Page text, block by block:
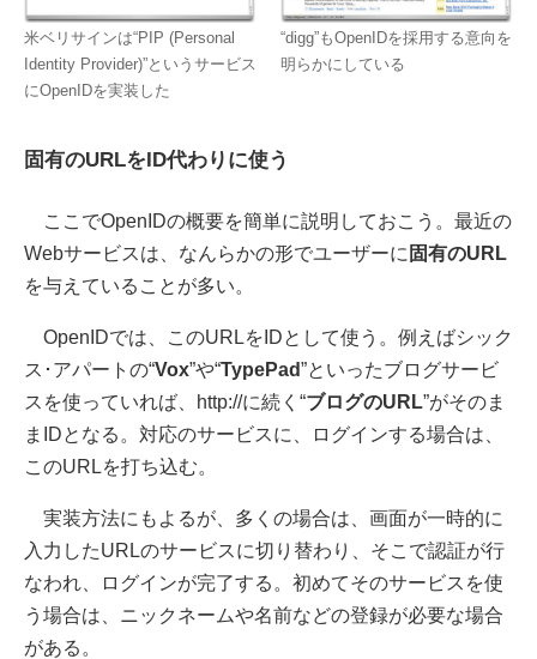
米ベリサインは“PIP (Personal
Identity Provider)”というサービス
にOpenIDを実装した
“digg”もOpenIDを採用する意向を
明らかにしている
固有のURLをID代わりに使う
ここでOpenIDの概要を簡単に説明しておこう。最近の
Webサービスは、なんらかの形でユーザーに 固有のURL
を与えていることが多い。
OpenIDでは、このURLをIDとして使う。例えばシック
ス･アパートの“Vox”や“TypePad”といったブログサービ
スを使っていれば、http://に続く“ブログのURL”がそのま
まIDとなる。対応のサービスに、ログインする場合は、
このURLを打ち込む。
実装方法にもよるが、多くの場合は、画面が一時的に
入力したURLのサービスに切り替わり、そこで認証が行
なわれ、ログインが完了する。初めてそのサービスを使
う場合は、ニックネームや名前などの登録が必要な場合
がある。